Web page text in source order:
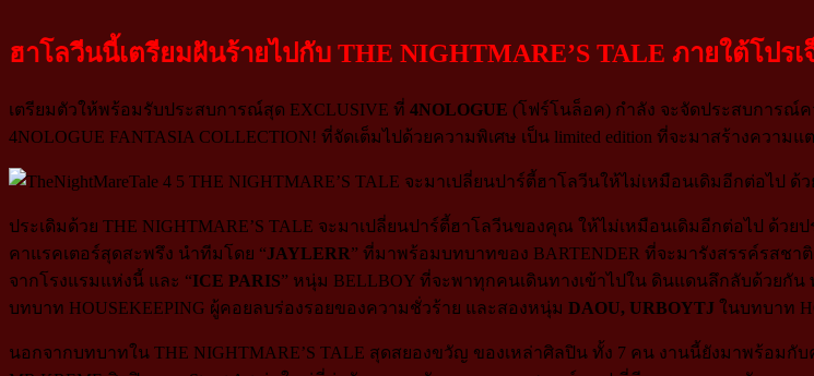
ฮาโลวีนนี้เตรียมฝันร้ายไปกับ THE NIGHTMARE’S TALE ภายใต้โปร
เตรียมตัวให้พร้อมรับประสบการณ์สุด EXCLUSIVE ที่ 4NOLOGUE (โฟร์โนล็อค) กำลัง จะจัดประสบการณ์
4NOLOGUE FANTASIA COLLECTION! ที่จัดเต็มไปด้วยความพิเศษ เป็น limited edition ที่จะมาสร้างคว
ประเดิมด้วย THE NIGHTMARE’S TALE จะมาเปลี่ยนปาร์ตี้ฮาโลวีนของคุณ ให้ไม่เหมือนเดิมอีกต่อไป
คาแรคเตอร์สุดสะพรึง นำทีมโดย “JAYLERR” ที่มาพร้อมบทบาทของ BARTENDER ที่จะมารังสรรค์รสชา
จากโรงแรมแห่งนี้ และ “ICE PARIS” หนุ่ม BELLBOY ที่จะพาทุกคนเดินทางเข้าไปใน ดินแดนลึกลับด้วยกัน
บทบาท HOUSEKEEPING ผู้คอยลบร่องรอยของความชั่วร้าย และสองหนุ่ม DAOU, URBOYTJ ในบทบาท
นอกจากบทบาทใน THE NIGHTMARE’S TALE สุดสยองขวัญ ของเหล่าศิลปิน ทั้ง 7 คน งานนี้ยังมาพร้อ